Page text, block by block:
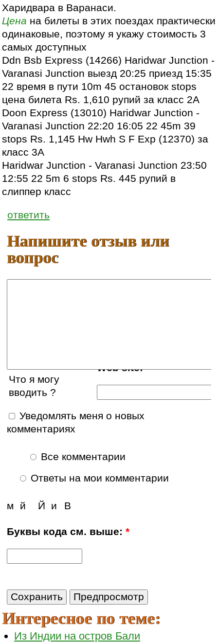
Харидвара в Варанаси.
Цена на билеты в этих поездах практически
одинаковые, поэтому я укажу стоимость 3
самых доступных
Ddn Bsb Express (14266) Haridwar Junction -
Varanasi Junction выезд 20:25 приезд 15:35
22 время в пути 10m 45 остановок stops
цена билета Rs. 1,610 рупий за класс 2А
Doon Express (13010) Haridwar Junction -
Varanasi Junction 22:20 16:05 22 45m 39
stops Rs. 1,145 Hw Hwh S F Exp (12370) за
класс 3А
Haridwar Junction - Varanasi Junction 23:50
12:55 22 5m 6 stops Rs. 445 рупий в
слиппер класс
ответить
Напишите отзыв или
вопрос
Web site:
Что я могу
вводить ?
Уведомлять меня о новых
комментариях
Все комментарии
Ответы на мои комментарии
Й
м й и В
Буквы кода см. выше:*
Интересное по теме:
Из Индии на остров Бали